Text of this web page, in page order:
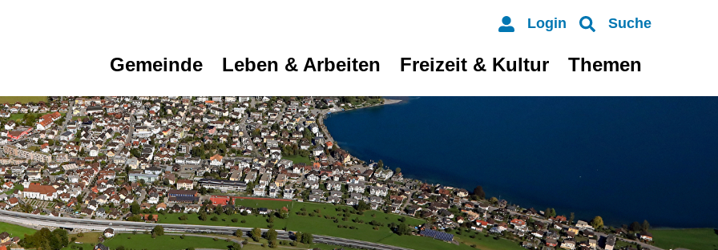
Login Suche
Gemeinde Leben & Arbeiten Freizeit & Kultur Themen